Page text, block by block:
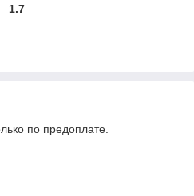
1.7
по предоплате.